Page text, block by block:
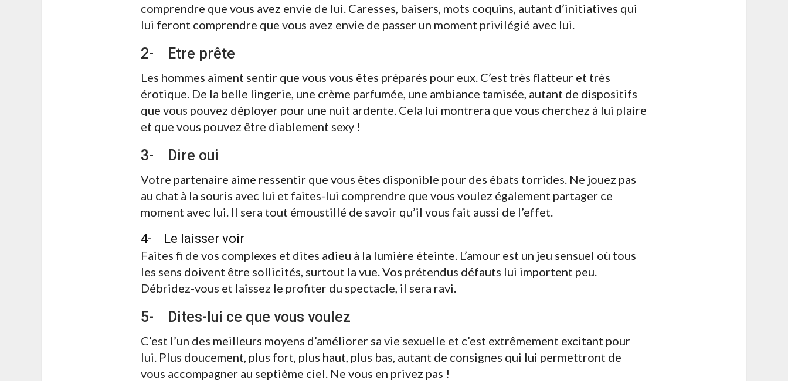
comprendre que vous avez envie de lui. Caresses, baisers, mots coquins, autant d’initiatives qui
lui feront comprendre que vous avez envie de passer un moment privilégié avec lui.
2- Etre prête
Les hommes aiment sentir que vous vous êtes préparés pour eux. C’est très flatteur et très
érotique. De la belle lingerie, une crème parfumée, une ambiance tamisée, autant de dispositifs
que vous pouvez déployer pour une nuit ardente. Cela lui montrera que vous cherchez à lui plaire
et que vous pouvez être diablement sexy !
3- Dire oui
Votre partenaire aime ressentir que vous êtes disponible pour des ébats torrides. Ne jouez pas
au chat à la souris avec lui et faites-lui comprendre que vous voulez également partager ce
moment avec lui. Il sera tout émoustillé de savoir qu’il vous fait aussi de l’effet.
4- Le laisser voir
Faites fi de vos complexes et dites adieu à la lumière éteinte. L’amour est un jeu sensuel où tous
les sens doivent être sollicités, surtout la vue. Vos prétendus défauts lui importent peu.
Débridez-vous et laissez le profiter du spectacle, il sera ravi.
5- Dites-lui ce que vous voulez
C’est l’un des meilleurs moyens d’améliorer sa vie sexuelle et c’est extrêmement excitant pour
lui. Plus doucement, plus fort, plus haut, plus bas, autant de consignes qui lui permettront de
vous accompagner au septième ciel. Ne vous en privez pas !